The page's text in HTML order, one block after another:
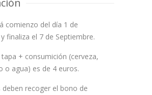
comienzo del día 1 de
finaliza el 7 de Septiembre.
tapa + consumición (cerveza,
o agua) es de 4 euros.
deben recoger el bono de